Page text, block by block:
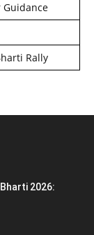
Guidance
Rally
2026: